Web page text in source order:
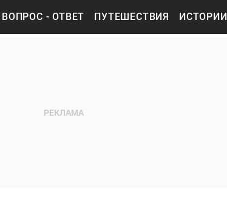
ВОПРОС - ОТВЕТ ПУТЕШЕСТВИЯ ИСТОРИИ